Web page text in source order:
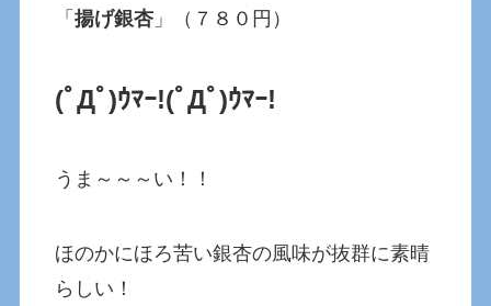
「揚げ銀杏 」（７８０円）
(ﾟДﾟ)ｳﾏｰ!(ﾟДﾟ)ｳﾏｰ!
うま～～～い！！
ほのかにほろ苦い銀杏の風味が抜群に素晴
らしい！